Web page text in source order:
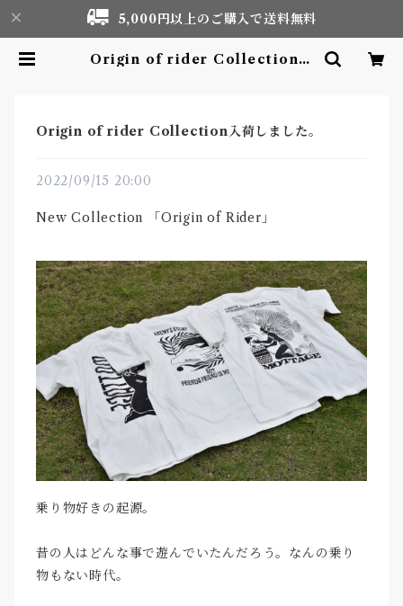
5,000円以上のご購入で送料無料
Origin of rider Collection入
Origin of rider Collection入荷しました。
2022/09/15 20:00
New Collection 「Origin of Rider」
乗り物好きの起源。
昔の人はどんな事で遊んでいたんだろう。なんの乗り
物もない時代。